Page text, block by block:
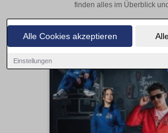
Alle Cookies akzeptieren
Einstellungen
finden alles im Überblick